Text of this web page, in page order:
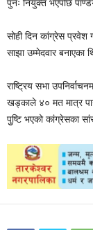
पुनः नियुक्त भएपछि
सोही दिन कांग्रेस प्रवेश
साझा उम्मेदवार बनाएका
राष्ट्रिय सभा
खड्काले ४० मत मात्र
पुुष्टि भएको कांग्रेसका